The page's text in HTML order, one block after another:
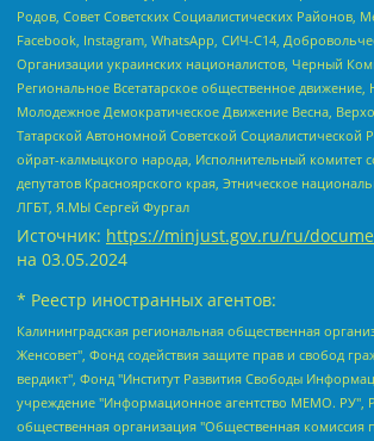
Родов, Совет Советских Социалистических Районов,
Facebook, Instagram, WhatsApp, СИЧ-С14,
Организации украинских националистов, Черный
Региональное Всетатарское общественное движение,
Молодежное Демократическое Движение Весна,
Татарской Автономной Советской Социалистической
ойрат-калмыцкого народа, Исполнительный комитет
депутатов Красноярского края, Этническое
ЛГБТ, Я.МЫ Сергей Фургал
Источник: https://minjust.gov.ru/ru/
на 03.05.2024
* Реестр иностранных агентов:
Калининградская региональная общественная организация "Экозащита!-Женсовет", Фонд содействия защите прав и свобод граждан "Общественный вердикт", Фонд "Институт Развития Свободы Информации", Частное учреждение "Информационное агентство МЕМО. РУ", Региональная общественная организация "Общественная комиссия по сохранению наследия академика Сахарова", Фонд поддержки свободы прессы, Санкт-Петербургская общественная правозащитная организация "Гражданский контроль", Межрегиональная общественная организация "Информационно-просветительский центр "Мемориал", Региональный Фонд "Центр Защиты Прав Средств Массовой Информации", с 05.12.2023 Фонд "Центр Защиты Прав Средств массовой информации", Региональная общественная благотворительная организация помощи беженцам и мигрантам "Гражданское содействие", Негосударственное образовательное учреждение дополнительного профессионального образования (повышение квалификации) специалистов "АКАДЕМИЯ ПО ПРАВАМ ЧЕЛОВЕКА", Свердловская региональная общественная организация "Сутяжник", Автономная некоммерческая организация "Центр независимых социологических исследований", Союз общественных объединений "Российский исследовательский центр по правам человека", Региональное общественное учреждение научно-информационный центр "МЕМОРИАЛ", Некоммерческая организация "Фонд защиты гласности", Автономная некоммерческая организация "Институт прав человека", Городская общественная организация "Екатеринбургское общество "МЕМОРИАЛ", Городская общественная организация "Рязанское историко-просветительское и правозащитное общество "Мемориал" (Рязанский Мемориал), Челябинский региональный орган общественной самодеятельности – женское общественное объединение "Женщины Евразии", Челябинский региональный орган общественной самодеятельности "Уральская правозащитная группа", Фонд содействия защите здоровья и социальной справедливости имени Андрея Рылькова, Автономная Некоммерческая Организация "Аналитический Центр Юрия Левады", Автономная некоммерческая организация социальной поддержки населения "Проект Апрель", Региональная общественная организация помощи женщинам и детям, находящимся в кризисной ситуации "Информационно-методический центр "Анна", Фонд содействия развитию массовых коммуникаций и правовому просвещению "Так-так-Так", Фонд содействия устойчивому развитию "Серебряная тайга", Свердловский региональный общественный фонд социальных проектов "Новое время", "Idel.Реалии", Кавказ.Реалии, Крым.Реалии, Телеканал Настоящее Время, Татаро-башкирская служба Радио Свобода (Azatliq Radiosi), Радио Свободная Европа/Радио Свобода (PCE/PC), "Сибирь.Реалии", "Фактограф", Благотворительный фонд помощи осужденным и их семьям, Автономная некоммерческая организация "Институт глобализации и социальных движений", Фонд "В защиту прав заключенных", Частное учреждение "Центр поддержки и содействия развитию средств массовой информации", Пензенский региональный общественный благотворительный фонд "Гражданский союз", "Север.Реалии", Некоммерческая организация Фонд "Правовая инициатива", Общество с ограниченной ответственностью "Радио Свободная Европа/Радио Свобода", Чешское информационное агентство "MEDIUM-ORIENT", Красноярская региональная общественная организация "Мы против СПИДа", Камалягин Денис Николаевич, Маркелов Сергей Евгеньевич, Пономарев Лев Александрович, Савицкая Людмила Алексеевна, Автономная некоммерческая организация "Центр по работе с проблемой насилия "НАСИЛИЮ.НЕТ", Межрегиональный профессиональный союз работников здравоохранения "Альянс врачей", Юридическое лицо, зарегистрированное в Латвийской Республике, SIA "Medusa Project" (регистрационный номер 40103797863, дата регистрации 10.06.2014), Некоммерческая организация "Фонд по борьбе с коррупцией", Автономная некоммерческая организация "Институт права и публичной политики", Баданин Роман Сергеевич, Гликин Максим Александрович, Железнова Мария Михайловна, Лукьянова Юлия Сергеевна, Маетная Елизавета Витальевна, Маняхин Петр Борисович, Чуракова Ольга Владимировна, Ярош Юлия Петровна, Юридическое лицо "The Insider SIA", зарегистрированное в Риге, Латвийская Республика (дата регистрации 26.06.2015), являющееся администратором доменного имени интернет-издания "The Insider SIA", https://theins.ru, Постернак Алексей Евгеньевич, Рубин Михаил Аркадьевич, Анин Роман Александрович, Юридическое лицо Istories fonds, зарегистрированное в Латвийской Республике (регистрационный номер 50008295751, дата регистрации 24.02.2020), Великовский Дмитрий Александрович, Долинина Ирина Николаевна, Мароховская Алеся Алексеевна, Шлейнов Роман Юрьевич, Шмагун Олеся Валентиновна, Общество с ограниченной ответственностью "Альтаир 2021", Общество с ограниченной ответственностью "Вега 2021", Общество с ограниченной ответственностью "Главный редактор 2021", Общество с ограниченной ответственностью "Ромашки монолит", Важенков Артем Валерьевич, Ивановская областная общественная организация "Центр гендерных исследований", Гурман Юрий Альбертович, Медиапроект "ОВД-Инфо", Егоров Владимир Владимирович, Жилинский Владимир Александрович, Общество с ограниченной ответственностью "ЗП", Иванова София Юрьевна, Карезина Инна Павловна, Кильтау Екатерина Викторовна, Петров Алексей Викторович, Пискунов Сергей Евгеньевич, Смирнов Сергей Сергеевич, Тихонов Михаил Сергеевич, Общество с ограниченной ответственностью "ЖУРНАЛИСТ-ИНОСТРАННЫЙ АГЕНТ", Арапова Галина Юрьевна, Вольтская Татьяна Анатольевна, Американская компания "Mason G.E.S. Anonymous Foundation" (США), являющаяся владельцем интернет-издания https://mnews.world/, Компания "Stichting Bellingcat", зарегистрированная в Нидерландах (дата регистрации 11.07.2018), Захаров Андрей Вячеславович, Клепиковская Екатерина Дмитриевна, Общество с ограниченной ответственностью "МЕМО", Перл Роман Александрович, Симонов Евгений Алексеевич, Соловьева Елена Анатольевна, Сотников Даниил Владимирович, Сурначева Елизавета Дмитриевна, Автономная некоммерческая организация по защите прав человека и информированию населения "Якутия – Наше Мнение", Общество с ограниченной ответственностью "Москоу диджитал медиа", с 26.01.2023 Общество с ограниченной ответственностью "Чайка Белые сады", Ветошкина Валерия Валерьевна, Заговора Максим Александрович, Межрегиональное общественное движение "Российская ЛГБТ - сеть", Оленичев Максим Владимирович, Павлов Иван Юрьевич, Скворцова Елена Сергеевна, Общество с ограниченной ответственностью "Как бы инагент", Кочетков Игорь Викторович, Общество с ограниченной ответственностью "Честные выборы", Еланчик Олег Александрович, Общество с ограниченной ответственностью "Нобелевский призыв", Гималова Регина Эмилевна, Григорьев Андрей Валерьевич, Григорьева Алина Александровна, Ассоциация по содействию защите прав призывников, альтернативнослужащих и военнослужащих "Правозащитная группа "Гражданин.Армия.Право", Хисамова Регина Фаритовна, Автономная некоммерческая организация по реализации социально-правовых программ "Лилит", Дальневосточное общественное движение "Маяк", Санкт-Петербургская ЛГБТ-инициативная группа "Выход", Инициативная группа ЛГБТ+ "Реверс", Алексеев Андрей Викторович, Бекбулатова Таисия Львовна, Беляев Иван Михайлович, Владыкина Елена Сергеевна, Гельман Марат Александрович, Никульшина Вероника Юрьевна, Толоконникова Надежда Андреевна, Шендерович Виктор Анатольевич, Общество с ограниченной ответственностью "Данное сообщение", Общество с ограниченной ответственностью